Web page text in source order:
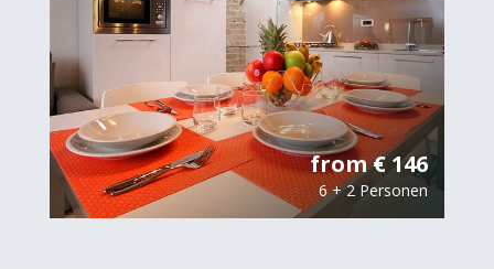
from € 146
6 + 2 Personen